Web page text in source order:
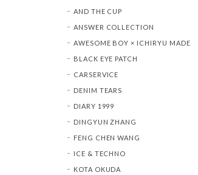
AND THE CUP
ANSWER COLLECTION
AWESOME BOY × ICHIRYU MADE
BLACK EYE PATCH
CARSERVICE
DENIM TEARS
DIARY 1999
DINGYUN ZHANG
FENG CHEN WANG
ICE & TECHNO
KOTA OKUDA